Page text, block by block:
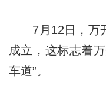
7月12日，万开
成立，这标志着
车道”。